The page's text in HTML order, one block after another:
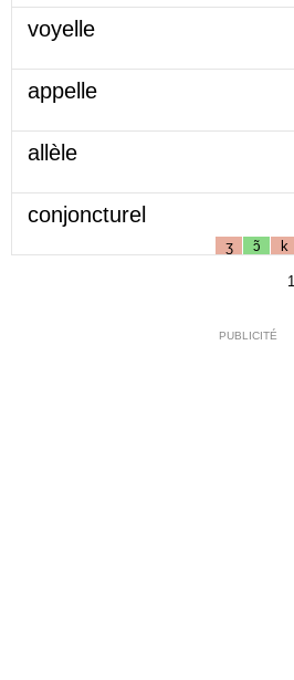
voyelle
appelle
allèle
conjoncturel
ʒ ɔ̃ k
1
PUBLICITÉ